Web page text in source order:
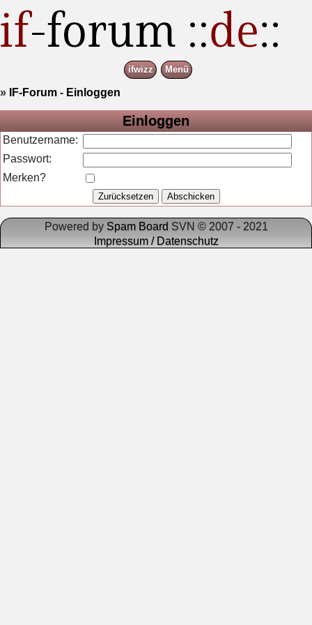
ifwizz Menü
» IF-Forum - Einloggen
Einloggen
Benutzername:
Passwort:
Merken?
Powered by Spam Board SVN © 2007 - 2021
Impressum / Datenschutz